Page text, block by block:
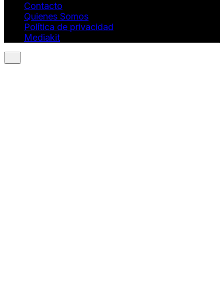
Contacto
Quienes Somos
Política de privacidad
Mediakit